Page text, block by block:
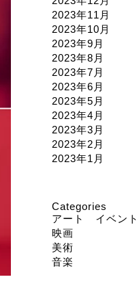
2023年11月
2023年10月
2023年9月
2023年8月
2023年7月
2023年6月
2023年5月
2023年4月
2023年3月
2023年2月
2023年1月
Categories
アート イベント
映画
美術
音楽